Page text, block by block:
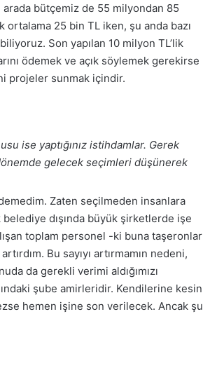
arada bütçemiz de 55 milyondan 85
ortalama 25 bin TL iken, şu anda bazı
Son yapılan 10 milyon TL’lik
ödemek ve açık söylemek gerekirse
projeler sunmak içindir.
ise yaptığınız istihdamlar. Gerek
gelecek seçimleri düşünerek
Zaten seçilmeden insanlara
dışında büyük şirketlerde işe
toplam personel -ki buna taşeronlar
Bu sayıyı artırmamın nedeni,
da gerekli verimi aldığımızı
şube amirleridir. Kendilerine kesin
hemen işine son verilecek. Ancak şu